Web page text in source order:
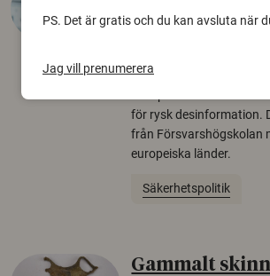
Personer som är mer
för rysk desinformation.
från Försvarshögskolan
europeiska länder.
Säkerhetspolitik
Gammalt
PS. Det är gratis och du kan avsluta när
Jag vill prenumerera